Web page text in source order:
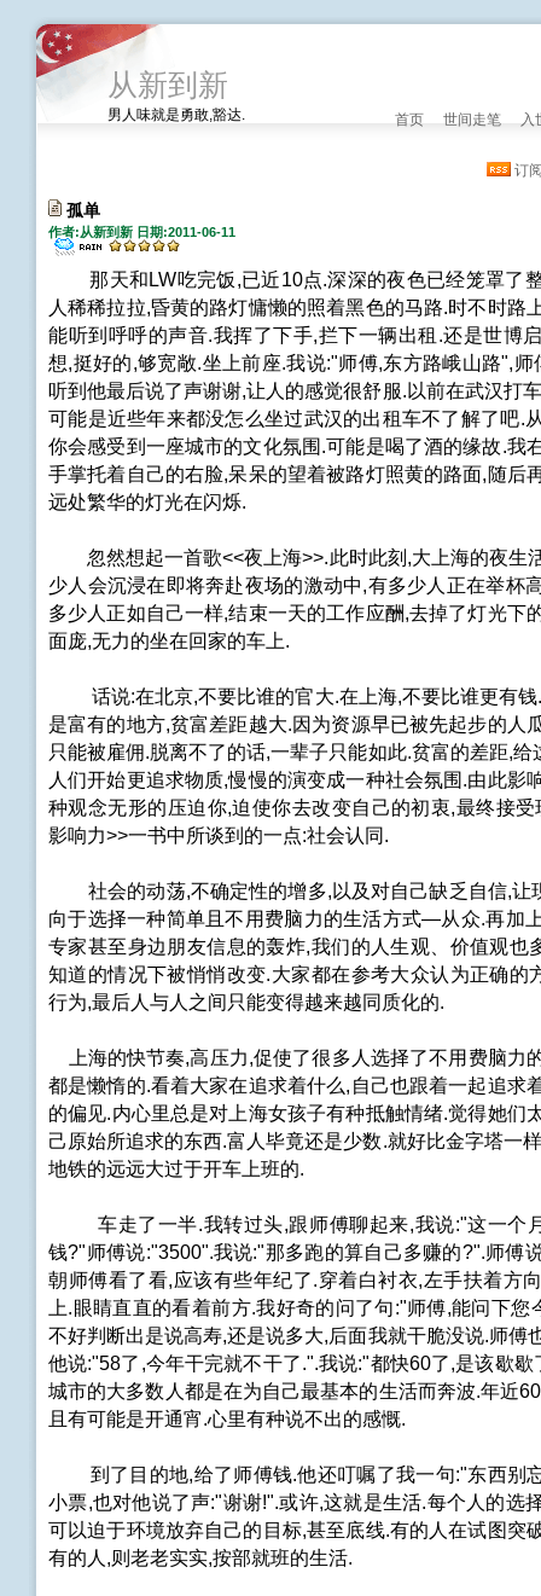
从新到新
男人味就是勇敢,豁达. 首页 世间走笔 入
订
孤单
作者:从新到新 日期:2011-06-11
那天和LW吃完饭,已近10点.深深的夜色已经笼罩了
人稀稀拉拉,昏黄的路灯慵懒的照着黑色的马路.时不时路
能听到呼呼的声音.我挥了下手,拦下一辆出租.还是世博
想,挺好的,够宽敞.坐上前座.我说:"师傅,东方路峨山路",师
听到他最后说了声谢谢,让人的感觉很舒服.以前在武汉打
可能是近些年来都没怎么坐过武汉的出租车不了解了吧.
你会感受到一座城市的文化氛围.可能是喝了酒的缘故.我
手掌托着自己的右脸,呆呆的望着被路灯照黄的路面,随后
远处繁华的灯光在闪烁.
忽然想起一首歌<<夜上海>>.此时此刻,大上海的夜生
少人会沉浸在即将奔赴夜场的激动中,有多少人正在举杯
多少人正如自己一样,结束一天的工作应酬,去掉了灯光下
面庞,无力的坐在回家的车上.
话说:在北京,不要比谁的官大.在上海,不要比谁更有钱.
是富有的地方,贫富差距越大.因为资源早已被先起步的人
只能被雇佣.脱离不了的话,一辈子只能如此.贫富的差距,给
人们开始更追求物质,慢慢的演变成一种社会氛围.由此影
种观念无形的压迫你,迫使你去改变自己的初衷,最终接受
影响力>>一书中所谈到的一点:社会认同.
社会的动荡,不确定性的增多,以及对自己缺乏自信,让
向于选择一种简单且不用费脑力的生活方式—从众.再加
专家甚至身边朋友信息的轰炸,我们的人生观、价值观也
知道的情况下被悄悄改变.大家都在参考大众认为正确的
行为,最后人与人之间只能变得越来越同质化的.
上海的快节奏,高压力,促使了很多人选择了不用费脑力
都是懒惰的.看着大家在追求着什么,自己也跟着一起追求
的偏见.内心里总是对上海女孩子有种抵触情绪.觉得她们
己原始所追求的东西.富人毕竟还是少数.就好比金字塔一
地铁的远远大过于开车上班的.
车走了一半.我转过头,跟师傅聊起来,我说:"这一个
钱?"师傅说:"3500".我说:"那多跑的算自己多赚的?".师傅
朝师傅看了看,应该有些年纪了.穿着白衬衣,左手扶着方
上.眼睛直直的看着前方.我好奇的问了句:"师傅,能问下您
不好判断出是说高寿,还是说多大,后面我就干脆没说.师傅
他说:"58了,今年干完就不干了.".我说:"都快60了,是该歇歇
城市的大多数人都是在为自己最基本的生活而奔波.年近
且有可能是开通宵.心里有种说不出的感慨.
到了目的地,给了师傅钱.他还叮嘱了我一句:"东西别
小票,也对他说了声:"谢谢!".或许,这就是生活.每个人的选
可以迫于环境放弃自己的目标,甚至底线.有的人在试图突
有的人,则老老实实,按部就班的生活.